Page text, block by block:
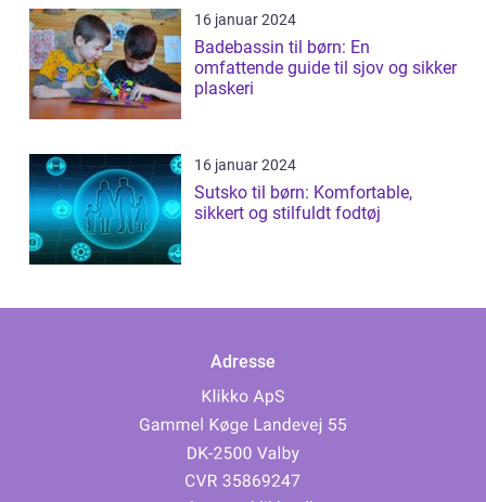
16 januar 2024
Badebassin til børn: En
omfattende guide til sjov og sikker
plaskeri
16 januar 2024
Sutsko til børn: Komfortable,
sikkert og stilfuldt fodtøj
Adresse